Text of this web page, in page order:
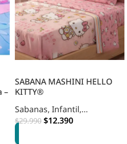
–
SABANA MASHINI HELLO
KITTY®
Sabanas, Infantil,
Dormitorio,HOME
$29.990 $12.390